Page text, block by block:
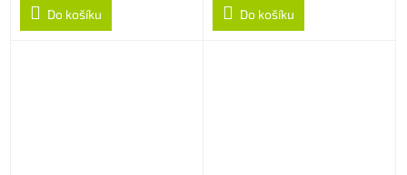
Do košíku Do košíku